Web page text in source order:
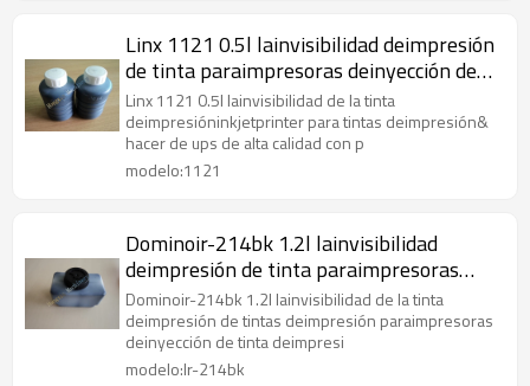
Linx 1121 0.5l lainvisibilidad deimpresión
de tinta paraimpresoras deinyección de
tinta
Linx 1121 0.5l lainvisibilidad de la tinta
deimpresióninkjetprinter para tintas deimpresión&
hacer de ups de alta calidad con p
modelo:1121
Dominoir-214bk 1.2l lainvisibilidad
deimpresión de tinta paraimpresoras
deinyección de tinta
Dominoir-214bk 1.2l lainvisibilidad de la tinta
deimpresión de tintas deimpresión paraimpresoras
deinyección de tinta deimpresi
modelo:Ir-214bk